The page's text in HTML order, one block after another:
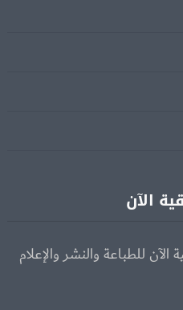
الآن
للطباعة والنشر والإعلام